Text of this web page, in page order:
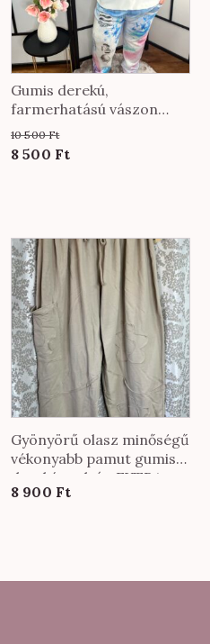
Gumis derekú,
farmerhatású vászon
nadrág púder-kék
festékes mintával
10 500Ft
Original
500 Ft.
8 500 FtCurrent
500 Ft.
Gyönyörű olasz minőségű
vékonyabb pamut gumis
derekú nadrág EXTRA
méretben bézs színben
8 900 Ft